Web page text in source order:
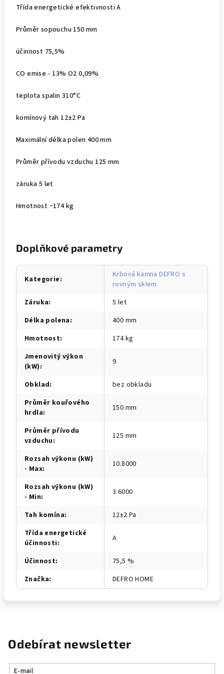
Třída energetické efektivnosti A
Průměr sopouchu 150 mm
účinnost 75,5%
CO emise - 13% O2 0,09%
teplota spalin 310°C
komínový tah 12±2 Pa
Maximální délka polen 400 mm
Průměr přívodu vzduchu 125 mm
záruka 5 let
Hmotnost ~174 kg
Doplňkové parametry
Kategorie:
Krbová kamna DEFRO s
rovným sklem
Záruka:
5 let
Délka polena:
400 mm
Hmotnost:
174 kg
Jmenovitý výkon
(kW): 9
Obklad:
bez obkladu
Průměr kouřového
hrdla: 150 mm
Průměr přívodu
vzduchu: 125 mm
Rozsah výkonu (kW)
- Max: 10.8000
Rozsah výkonu (kW)
- Min: 3.6000
Tah komína:
12±2 Pa
Třída energetické
účinnosti: A
Účinnost:
75,5 %
Značka: DEFRO HOME
Odebírat newsletter
E-mail